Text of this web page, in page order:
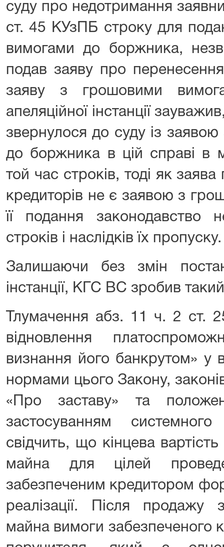
суду про недотримання
ст. 45 КУзПБ строку для
вимогами до боржника,
подав заяву про
заяву з грошовими
апеляційної інстанції
звернулося до суду із
до боржника в цій справі в
той час строків, тоді як
кредиторів не є заявою з
її подання законодавство
строків і наслідків їх пропуску.
Залишаючи без змін
інстанції, КГС ВС зробив
Тлумачення абз. 11 ч. 2 ст.
відновлення
визнання його банкрутом» у
нормами цього Закону,
«Про заставу» та
застосуванням системного
свідчить, що кінцева вартість
майна для цілей
забезпеченим кредитором
реалізації. Після продажу
майна вимоги забезпеченого